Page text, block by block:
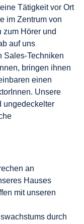
Tätigkeit vor Ort
im Zentrum von
zum Hörer und
auf uns
Sales-Techniken
bringen ihnen
einen
Unsere
ungedeckelter
an
Hauses
mit unseren
durch